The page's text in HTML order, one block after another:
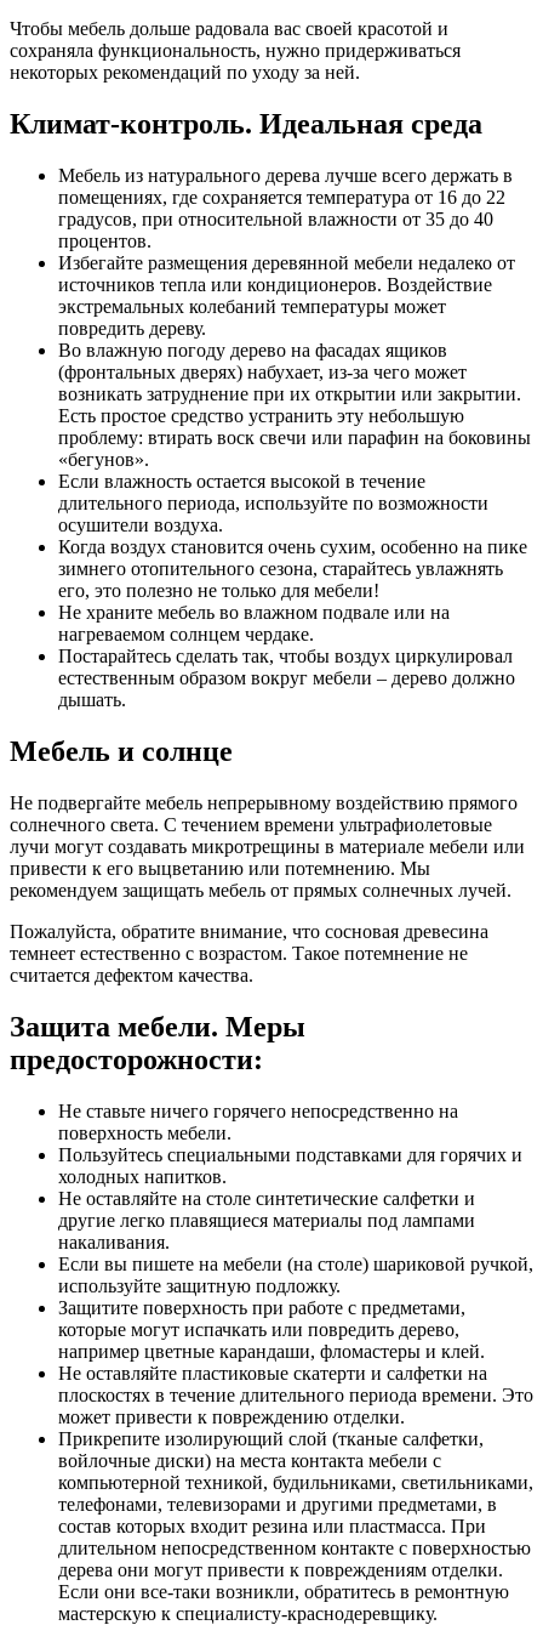
Чтобы мебель дольше радовала вас своей красотой и
сохраняла функциональность, нужно придерживаться
некоторых рекомендаций по уходу за ней.
Климат-контроль. Идеальная среда
Мебель из натурального дерева лучше всего держать в
помещениях, где сохраняется температура от 16 до 22
градусов, при относительной влажности от 35 до 40
процентов.
Избегайте размещения деревянной мебели недалеко от
источников тепла или кондиционеров. Воздействие
экстремальных колебаний температуры может
повредить дереву.
Во влажную погоду дерево на фасадах ящиков
(фронтальных дверях) набухает, из-за чего может
возникать затруднение при их открытии или закрытии.
Есть простое средство устранить эту небольшую
проблему: втирать воск свечи или парафин на боковины
«бегунов».
Если влажность остается высокой в течение
длительного периода, используйте по возможности
осушители воздуха.
Когда воздух становится очень сухим, особенно на пике
зимнего отопительного сезона, старайтесь увлажнять
его, это полезно не только для мебели!
Не храните мебель во влажном подвале или на
нагреваемом солнцем чердаке.
Постарайтесь сделать так, чтобы воздух циркулировал
естественным образом вокруг мебели – дерево должно
дышать.
Мебель и солнце
Не подвергайте мебель непрерывному воздействию прямого
солнечного света. С течением времени ультрафиолетовые
лучи могут создавать микротрещины в материале мебели или
привести к его выцветанию или потемнению. Мы
рекомендуем защищать мебель от прямых солнечных лучей.
Пожалуйста, обратите внимание, что сосновая древесина
темнеет естественно с возрастом. Такое потемнение не
считается дефектом качества.
Защита мебели. Меры
предосторожности:
Не ставьте ничего горячего непосредственно на
поверхность мебели.
Пользуйтесь специальными подставками для горячих и
холодных напитков.
Не оставляйте на столе синтетические салфетки и
другие легко плавящиеся материалы под лампами
накаливания.
Если вы пишете на мебели (на столе) шариковой ручкой,
используйте защитную подложку.
Защитите поверхность при работе с предметами,
которые могут испачкать или повредить дерево,
например цветные карандаши, фломастеры и клей.
Не оставляйте пластиковые скатерти и салфетки на
плоскостях в течение длительного периода времени. Это
может привести к повреждению отделки.
Прикрепите изолирующий слой (тканые салфетки,
войлочные диски) на места контакта мебели с
компьютерной техникой, будильниками, светильниками,
телефонами, телевизорами и другими предметами, в
состав которых входит резина или пластмасса. При
длительном непосредственном контакте с поверхностью
дерева они могут привести к повреждениям отделки.
Если они все-таки возникли, обратитесь в ремонтную
мастерскую к специалисту-краснодеревщику.